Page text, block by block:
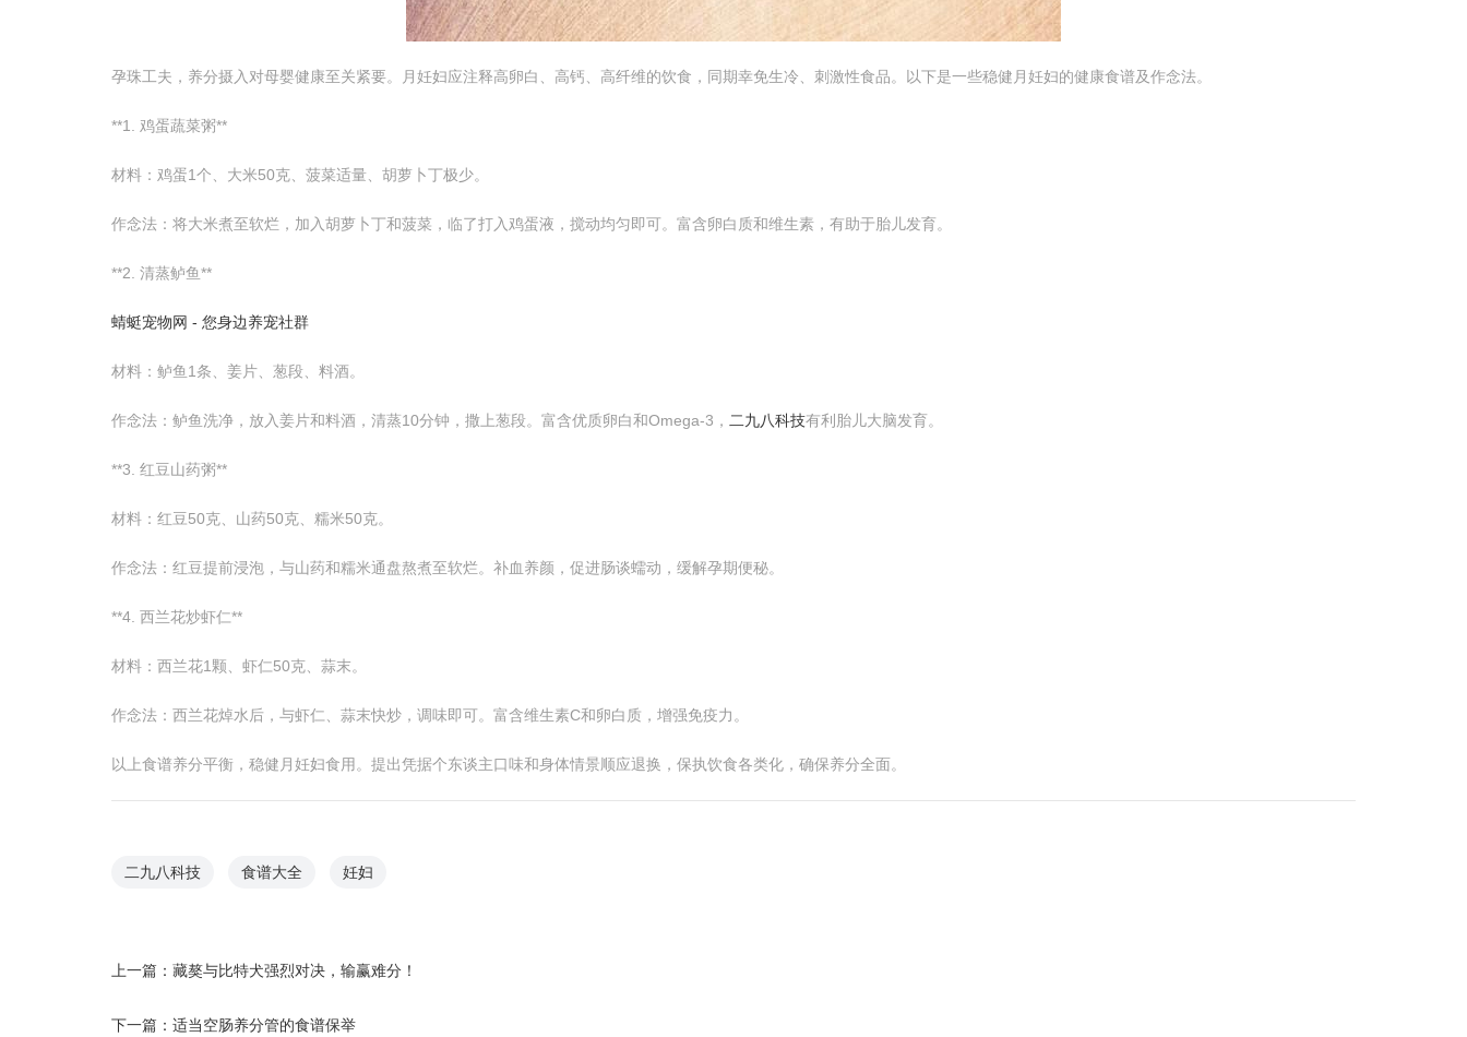
孕珠工夫，养分摄入对母婴健康至关紧要。月妊妇应注释高卵白、高钙、高纤维的饮食，同期幸免生冷、刺激性食品。以下是一些稳健月妊妇的健康食谱及作念法。
**1. 鸡蛋蔬菜粥**
材料：鸡蛋1个、大米50克、菠菜适量、胡萝卜丁极少。
作念法：将大米煮至软烂，加入胡萝卜丁和菠菜，临了打入鸡蛋液，搅动均匀即可。富含卵白质和维生素，有助于胎儿发育。
**2. 清蒸鲈鱼**
蜻蜓宠物网 - 您身边养宠社群
材料：鲈鱼1条、姜片、葱段、料酒。
作念法：鲈鱼洗净，放入姜片和料酒，清蒸10分钟，撒上葱段。富含优质卵白和Omega-3， 二九八科技有利胎儿大脑发育。
**3. 红豆山药粥**
材料：红豆50克、山药50克、糯米50克。
作念法：红豆提前浸泡，与山药和糯米通盘熬煮至软烂。补血养颜，促进肠谈蠕动，缓解孕期便秘。
**4. 西兰花炒虾仁**
材料：西兰花1颗、虾仁50克、蒜末。
作念法：西兰花焯水后，与虾仁、蒜末快炒，调味即可。富含维生素C和卵白质，增强免疫力。
以上食谱养分平衡，稳健月妊妇食用。提出凭据个东谈主口味和身体情景顺应退换，保执饮食各类化，确保养分全面。
二九八科技 食谱大全 妊妇
上一篇： 藏獒与比特犬强烈对决，输赢难分！
下一篇： 适当空肠养分管的食谱保举